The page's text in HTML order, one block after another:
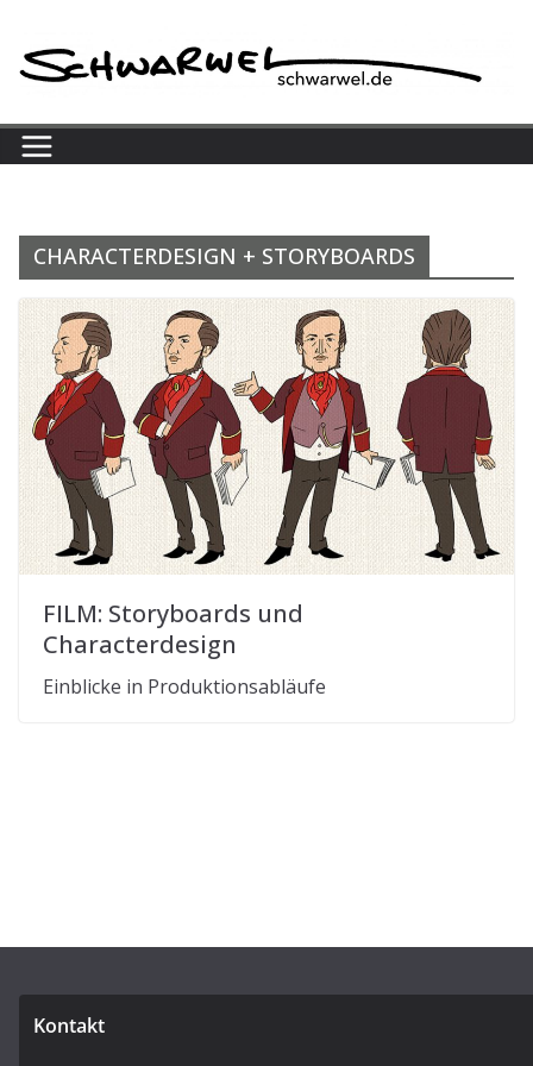
content
CHARACTERDESIGN + STORYBOARDS
FILM: Storyboards und
Characterdesign
Einblicke in Produktionsabläufe
Kontakt